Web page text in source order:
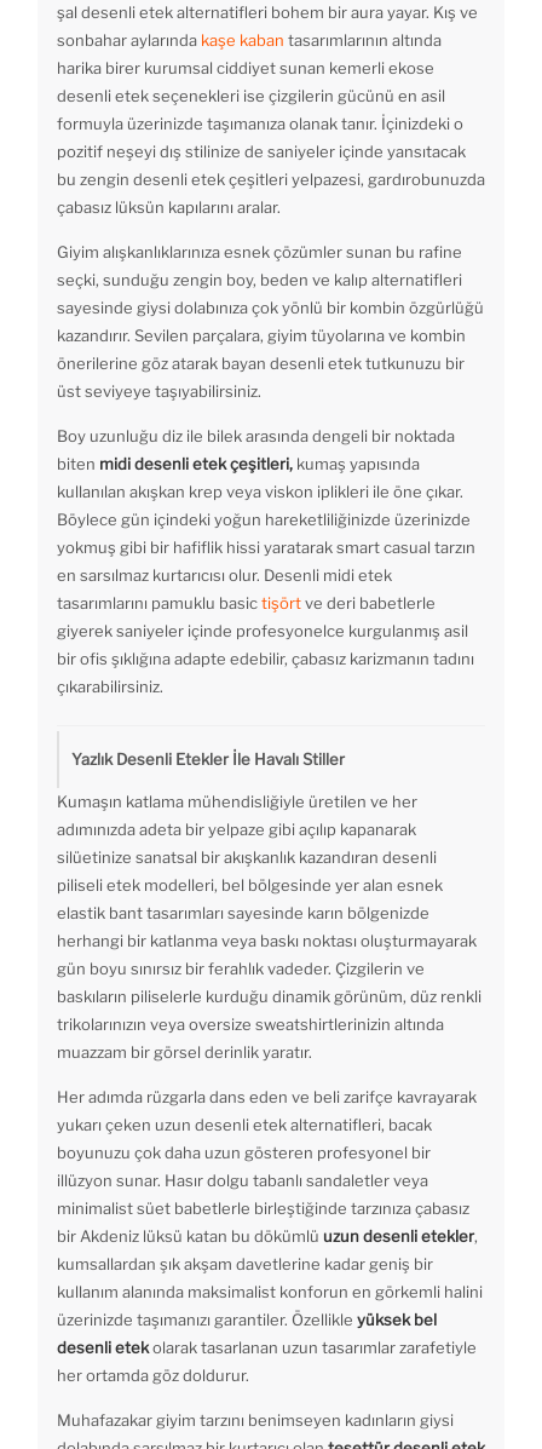
şal desenli etek alternatifleri bohem bir aura yayar. Kış ve
sonbahar aylarında kaşe kaban tasarımlarının altında
harika birer kurumsal ciddiyet sunan kemerli ekose
desenli etek seçenekleri ise çizgilerin gücünü en asil
formuyla üzerinizde taşımanıza olanak tanır. İçinizdeki o
pozitif neşeyi dış stilinize de saniyeler içinde yansıtacak
bu zengin desenli etek çeşitleri yelpazesi, gardırobunuzda
çabasız lüksün kapılarını aralar.
Giyim alışkanlıklarınıza esnek çözümler sunan bu rafine
seçki, sunduğu zengin boy, beden ve kalıp alternatifleri
sayesinde giysi dolabınıza çok yönlü bir kombin özgürlüğü
kazandırır. Sevilen parçalara, giyim tüyolarına ve kombin
önerilerine göz atarak bayan desenli etek tutkunuzu bir
üst seviyeye taşıyabilirsiniz.
Boy uzunluğu diz ile bilek arasında dengeli bir noktada
biten midi desenli etek çeşitleri, kumaş yapısında
kullanılan akışkan krep veya viskon iplikleri ile öne çıkar.
Böylece gün içindeki yoğun hareketliliğinizde üzerinizde
yokmuş gibi bir hafiflik hissi yaratarak smart casual tarzın
en sarsılmaz kurtarıcısı olur. Desenli midi etek
tasarımlarını pamuklu basictişörtve deri babetlerle
giyerek saniyeler içinde profesyonelce kurgulanmış asil
bir ofis şıklığına adapte edebilir, çabasız karizmanın tadını
çıkarabilirsiniz.
Yazlık Desenli Etekler İle Havalı Stiller
Kumaşın katlama mühendisliğiyle üretilen ve her
adımınızda adeta bir yelpaze gibi açılıp kapanarak
silüetinize sanatsal bir akışkanlık kazandıran desenli
piliseli etek modelleri, bel bölgesinde yer alan esnek
elastik bant tasarımları sayesinde karın bölgenizde
herhangi bir katlanma veya baskı noktası oluşturmayarak
gün boyu sınırsız bir ferahlık vadeder. Çizgilerin ve
baskıların piliselerle kurduğu dinamik görünüm, düz renkli
trikolarınızın veya oversize sweatshirtlerinizin altında
muazzam bir görsel derinlik yaratır.
Her adımda rüzgarla dans eden ve beli zarifçe kavrayarak
yukarı çeken uzun desenli etek alternatifleri, bacak
boyunuzu çok daha uzun gösteren profesyonel bir
illüzyon sunar. Hasır dolgu tabanlı sandaletler veya
minimalist süet babetlerle birleştiğinde tarzınıza çabasız
bir Akdeniz lüksü katan bu dökümlü uzun desenli etekler,
kumsallardan şık akşam davetlerine kadar geniş bir
kullanım alanında maksimalist konforun en görkemli halini
üzerinizde taşımanızı garantiler. Özellikle yüksek bel
desenli etekolarak tasarlanan uzun tasarımlar zarafetiyle
her ortamda göz doldurur.
Muhafazakar giyim tarzını benimseyen kadınların giysi